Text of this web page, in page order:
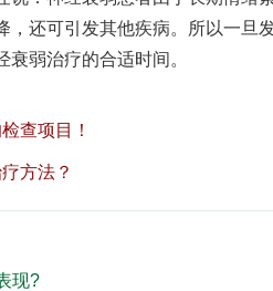
，还可引发其他疾病。所以一旦
衰弱治疗的合适时间。
查项目！
方法？
现?